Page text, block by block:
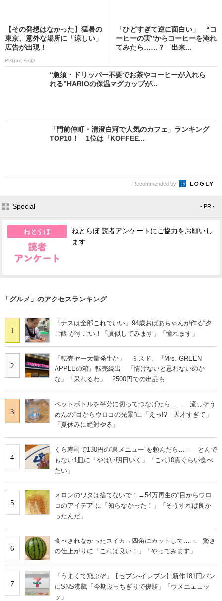
【その発想はなかった】猛暑の
東京、意外な場所に「涼しい」
広告が出現！
PR(ねとらぼ)
「ひどすぎて逆に面白い」 “コ
ーヒーの実”からコーヒーを淹れ
てみたら……？ 出来...
“急須・ドリッパー不要でお茶やコーヒーが入れら
れる”HARIOの保温マグカップが...
「門前仲町・清澄白河で人気のカフェ」ランキング
TOP10！ 1位は「KOFFEE...
Recommended by
Special - PR -
ねとらぼ 読者アンケートにご協力をお願いし
ます
「グルメ」のアクセスランキング
1
「ナスは全部これでいい」94歳おばあちゃんが作る“夕
ご飯”がすごい！「真似してみます」「憧れます」
2
「転売ヤー大量発生か」 ミスド、『Mrs. GREEN
APPLEの箱』転売続出 「情けないと思わないのか
な」「呆れるわ」 2500円での出品も
3
ペットボトルを半分に切ってつなげたら…… 流しそう
めんの“目からウロコの光景”に「えっ!? 天才すぎて」
「夏休みに絶対やる」
4
くら寿司で130円の“裏メニュー”を頼んだら…… とんで
もない1皿に「やばい明日いく」「これ10貫ぐらい食べ
たい」
5
メロンのワタは捨てないで！→54万再生の“目からウロ
コのアイデア”に「知らなかった！」「そうすれば良か
ったんだ」
6
食べきれなかったスイカ→四角にカットして…… 驚き
の仕上がりに「これは良い！」「やってみます」
7
「うまくて飛ぶぞ」【セブン‐イレブン】新作181円パン
にSNS沸騰「今期ぶっちぎりで優勝」「ウメエェェッ
ッ」